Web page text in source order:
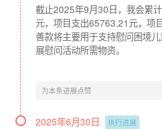
截止2025年9月30日，我会累
元，项目支出65763.21元，项
善款将主要用于支持慰问困境
展慰问活动所需物资。
为本条进展点赞
2025年6月30日 执行进展